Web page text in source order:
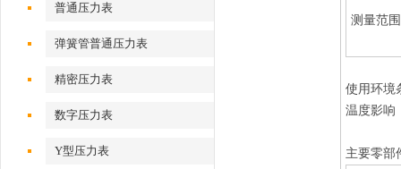
普通压力表
弹簧管普通压力表
精密压力表
数字压力表
Y型压力表
测量范
使用环境
温度影响
主要零部